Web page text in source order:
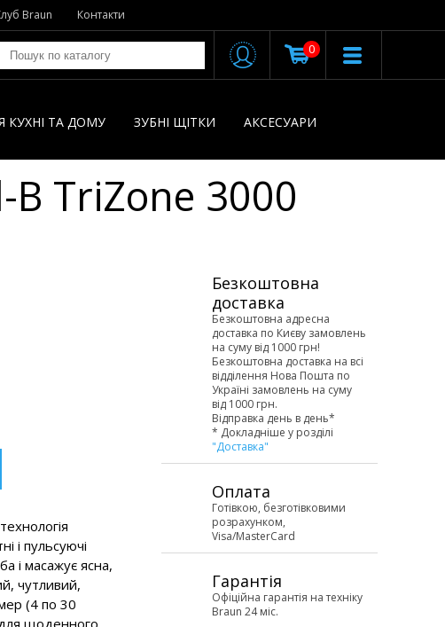
Braun Контакти
0
КУХНІ ТА ДОМУ ЗУБНІ ЩІТКИ AКСЕСУАРИ
TriZone 3000
і пульсуючі
і масажує ясна,
чутливий,
(4 по 30
для щоденного
Безкоштовна
доставка
Безкоштовна адресна
доставка по Києву замовлень
на суму від 1000 грн!
Безкоштовна доставка на всі
відділення Нова Пошта по
Україні замовлень на суму
від 1000 грн.
Відправка день в день*
* Докладніше у розділі
"Доставка"
Оплата
Готівкою, безготівковими
розрахунком,
Visa/MasterCard
Гарантія
Офіційна гарантія на техніку
Braun 24 міс.